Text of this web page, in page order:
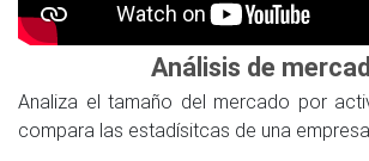
Análisis de
Analiza el tamaño del mercado por
compara las estadísitcas de una